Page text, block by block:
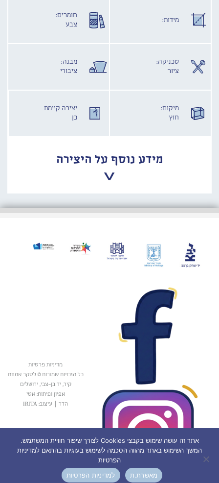
מידות:
חומרים:
צבע
טכניקה:
ציור
מבנה:
ציבורי
מיקום:
חוץ
יצירה קיימת
כן
מידע נוסף על היצירה
מדיניות פרטיות
כל הזכויות שמורות © לסקר אמנות
קיר, יד בן-צבי, ירושלים
אפיון ופיתוח: אטי
הדר
עיצוב: IRITA
אתר זה עושה שימוש בקבצי Cookies לצורך שיפור חוויית המשתמש.
המשך השימוש באתר מהווה הסכמה לשימוש בעוגיות בהתאם למדיניות
הפרטיות
מאשרת.ת
למדיניות הפרטיות